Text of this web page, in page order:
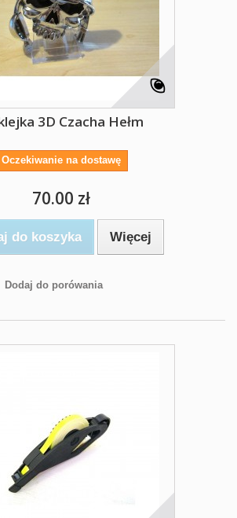
3D Czacha Hełm
Oczekiwanie na dostawę
70.00 zł
do koszyka Więcej
Dodaj do porówania